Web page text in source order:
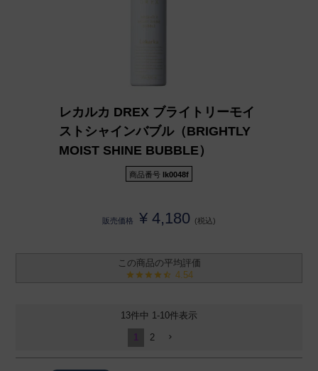
レカルカ DREX ブライトリーモイ
ストシャインバブル（BRIGHTLY
MOIST SHINE BUBBLE）
商品番号 lk0048f
販売価格 ¥ 4,180 税込
4.54
13件中 1-10件表示
1 2